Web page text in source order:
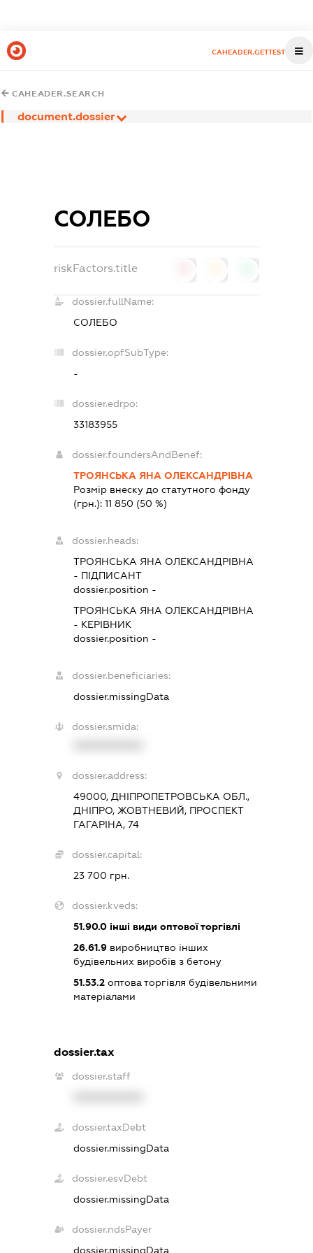
CAHEADER.GETTEST
CAHEADER.SEARCH
document.dossier
СОЛЕБО
riskFactors.title
dossier.fullName:
СОЛЕБО
dossier.opfSubType:
-
dossier.edrpo:
33183955
dossier.foundersAndBenef:
ТРОЯНСЬКА ЯНА ОЛЕКСАНДРІВНА
Розмір внеску до статутного фонду
(грн.):11 850 (50 %)
dossier.heads:
ТРОЯНСЬКА ЯНА ОЛЕКСАНДРІВНА
- ПІДПИСАНТ
dossier.position -
ТРОЯНСЬКА ЯНА ОЛЕКСАНДРІВНА
- КЕРІВНИК
dossier.position -
dossier.beneficiaries:
dossier.missingData
dossier.smida:
dossier.address:
49000, ДНІПРОПЕТРОВСЬКА ОБЛ.,
ДНІПРО, ЖОВТНЕВИЙ, ПРОСПЕКТ
ГАГАРІНА, 74
dossier.capital:
23 700 грн.
dossier.kveds:
51.90.0 інші види оптової торгівлі
26.61.9 виробництво інших
будівельних виробів з бетону
51.53.2 оптова торгівля будівельними
матеріалами
dossier.tax
dossier.staff
dossier.taxDebt
dossier.missingData
dossier.esvDebt
dossier.missingData
dossier.ndsPayer
dossier.missingData